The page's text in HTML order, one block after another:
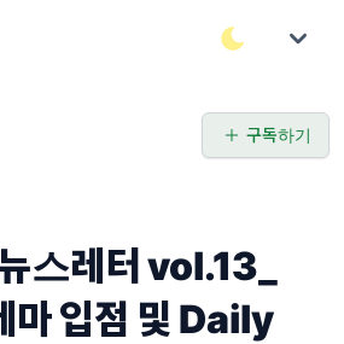
구독하기
스레터 vol.13_
입점 및 Daily